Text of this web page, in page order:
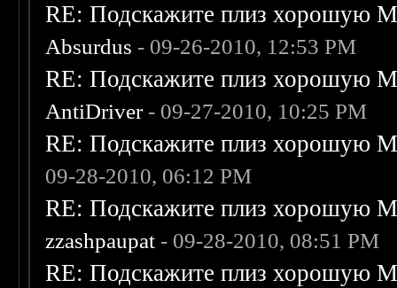
RE: Подскажите плиз хорошую
Absurdus - 09-26-2010, 12:53 PM
RE: Подскажите плиз хорошую
AntiDriver- 09-27-2010, 10:25 PM
RE: Подскажите плиз хорошую
09-28-2010, 06:12 PM
RE: Подскажите плиз хорошую
zzashpaupat - 09-28-2010, 08:51 PM
RE: Подскажите плиз хорошую